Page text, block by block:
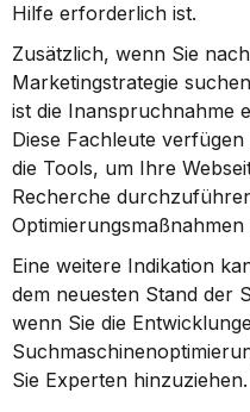
Hilfe erforderlich ist.
Zusätzlich, wenn Sie
Marketingstrategie
ist die Inanspruchnahme
Diese Fachleute
die Tools, um Ihre
Recherche
Eine weitere Indikation
dem neuesten Stand der
wenn Sie die
Sie Experten hinzuziehen.